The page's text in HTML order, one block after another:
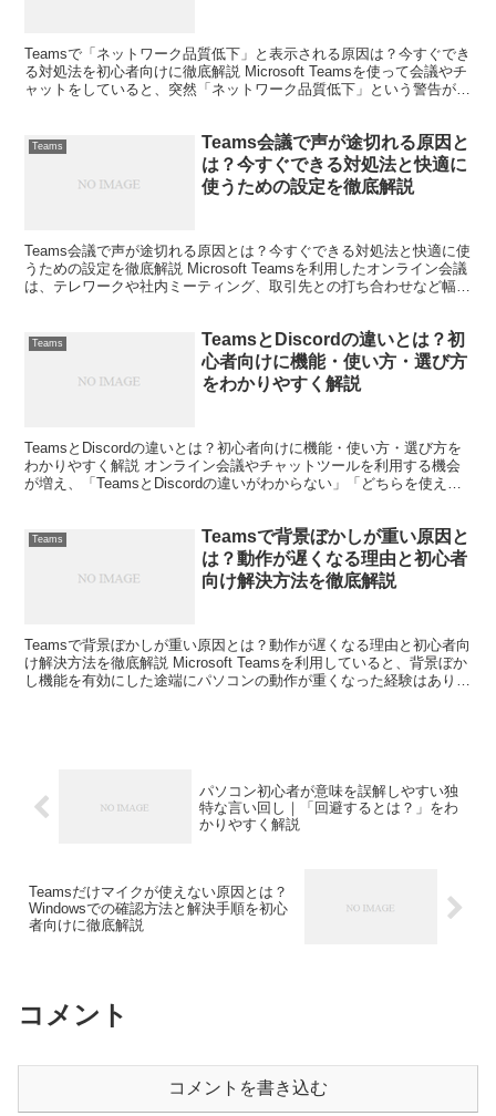
Teamsで「ネットワーク品質低下」と表示される原因は？今すぐでき
る対処法を初心者向けに徹底解説 Microsoft Teamsを使って会議やチ
ャットをしていると、突然「ネットワーク品質低下」という警告が表
Teams
Teams会議で声が途切れる原因と
は？今すぐできる対処法と快適に
使うための設定を徹底解説
Teams会議で声が途切れる原因とは？今すぐできる対処法と快適に使
うための設定を徹底解説 Microsoft Teamsを利用したオンライン会議
は、テレワークや社内ミーティング、取引先との打ち合わせなど幅広
Teams
TeamsとDiscordの違いとは？初
心者向けに機能・使い方・選び方
をわかりやすく解説
TeamsとDiscordの違いとは？初心者向けに機能・使い方・選び方を
わかりやすく解説 オンライン会議やチャットツールを利用する機会
が増え、「TeamsとDiscordの違いがわからない」「どちらを使えば
Teams
Teamsで背景ぼかしが重い原因と
は？動作が遅くなる理由と初心者
向け解決方法を徹底解説
Teamsで背景ぼかしが重い原因とは？動作が遅くなる理由と初心者向
け解決方法を徹底解説 Microsoft Teamsを利用していると、背景ぼか
し機能を有効にした途端にパソコンの動作が重くなった経験はありま
パソコン初心者が意味を誤解しやすい独
特な言い回し｜「回避するとは？」をわ
かりやすく解説
Teamsだけマイクが使えない原因とは？
Windowsでの確認方法と解決手順を初心
者向けに徹底解説
コメント
コメントを書き込む